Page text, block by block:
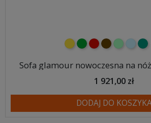
żółtyzielonyczerwony
czekoladowy
miętowy
Sofa glamour nowoczesna na
1 921,00 zł
DODAJ DO